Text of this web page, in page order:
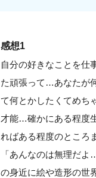
感想1
自分の好きなことを仕
た頑張って…あなたが
て何とかしたくてめち
才能…確かにある程度
ればある程度のところ
「あんなのは無理だ
の身近に絵や造形の世